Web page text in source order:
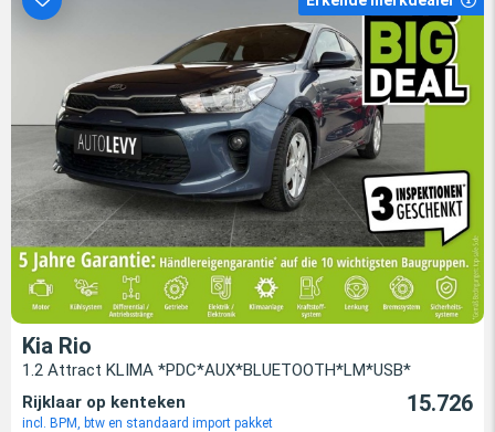
Kia Rio
1.2 Attract KLIMA *PDC*AUX*BLUETOOTH*LM*USB*
Rijklaar op kenteken
incl. BPM, btw en standaard import pakket
15.726